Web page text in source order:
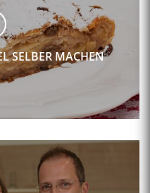
SELBER MACHEN